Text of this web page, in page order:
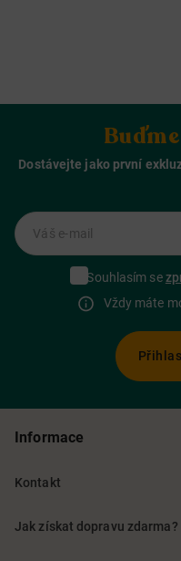
Dostávejte jako první
Váš e-mail
Souhlasím se
Vždy máte
Informace
Kontakt
Jak získat dopravu zdarma?